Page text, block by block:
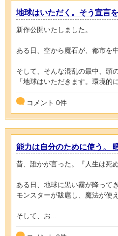
地球はいただく。そう宣言
新作公開いたしました。
ある日、空から魔石が、都市を
そして、そんな混乱の最中、頭
「地球はいただきます。環境的
コメント 0件
能力は自分のために使う。
昔、誰かが言った。『人生は死
ある日、地球に黒い霧が降って
モンスターが跋扈し、魔法が使
そして、お...